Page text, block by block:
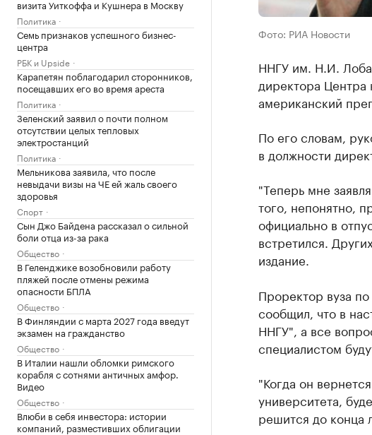
визита Уиткоффа и Кушнера в Москву
Политика
Семь признаков успешного бизнес-
центра
РБК и Upside
Карапетян поблагодарил сторонников,
посещавших его во время ареста
Политика
Зеленский заявил о почти полном
отсутствии целых тепловых
электростанций
Политика
Мельникова заявила, что после
невыдачи визы на ЧЕ ей жаль своего
здоровья
Спорт
Сын Джо Байдена рассказал о сильной
боли отца из-за рака
Общество
В Геленджике возобновили работу
пляжей после отмены режима
опасности БПЛА
Общество
В Финляндии с марта 2027 года введут
экзамен на гражданство
Общество
В Италии нашли обломки римского
корабля с сотнями античных амфор.
Видео
Общество
Влюби в себя инвестора: истории
компаний, разместивших облигации
Фото: РИА Новости
ННГУ им. Н.И.
директора
американский
По его словам,
в должности
"Теперь мне
того, непонятно,
официально в
встретился.
издание.
Проректор вуза
сообщил, что в
ННГУ", а все
специалистом
"Когда он
университета,
решится до конца